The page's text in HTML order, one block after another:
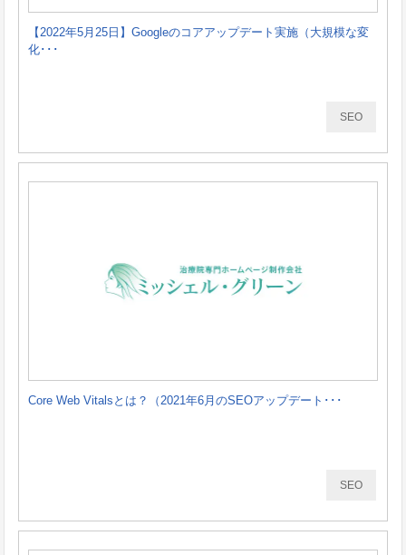
【2022年5月25日】Googleのコアアップデート実施（大規模な変
化･･･
SEO
Core Web Vitalsとは？（2021年6月のSEOアップデート･･･
SEO